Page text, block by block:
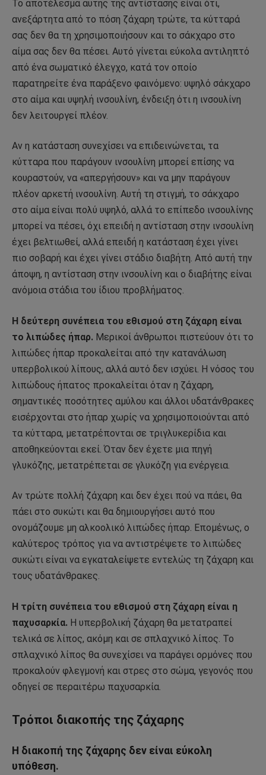
Το αποτέλεσμα αυτής της αντίστασης είναι ότι,
ανεξάρτητα από το πόση ζάχαρη τρώτε, τα κύτταρά
σας δεν θα τη χρησιμοποιήσουν και το σάκχαρο στο
αίμα σας δεν θα πέσει. Αυτό γίνεται εύκολα αντιληπτό
από ένα σωματικό έλεγχο, κατά τον οποίο
παρατηρείτε ένα παράξενο φαινόμενο: υψηλό σάκχαρο
στο αίμα και υψηλή ινσουλίνη, ένδειξη ότι η ινσουλίνη
δεν λειτουργεί πλέον.
Αν η κατάσταση συνεχίσει να επιδεινώνεται, τα
κύτταρα που παράγουν ινσουλίνη μπορεί επίσης να
κουραστούν, να «απεργήσουν» και να μην παράγουν
πλέον αρκετή ινσουλίνη. Αυτή τη στιγμή, το σάκχαρο
στο αίμα είναι πολύ υψηλό, αλλά το επίπεδο ινσουλίνης
μπορεί να πέσει, όχι επειδή η αντίσταση στην ινσουλίνη
έχει βελτιωθεί, αλλά επειδή η κατάσταση έχει γίνει
πιο σοβαρή και έχει γίνει στάδιο διαβήτη. Από αυτή την
άποψη, η αντίσταση στην ινσουλίνη και ο διαβήτης είναι
ανόμοια στάδια του ίδιου προβλήματος.
Η δεύτερη συνέπεια του εθισμού στη ζάχαρη είναι
το λιπώδες ήπαρ. Μερικοί άνθρωποι πιστεύουν ότι το
λιπώδες ήπαρ προκαλείται από την κατανάλωση
υπερβολικού λίπους, αλλά αυτό δεν ισχύει. Η νόσος του
λιπώδους ήπατος προκαλείται όταν η ζάχαρη,
σημαντικές ποσότητες αμύλου και άλλοι υδατάνθρακες
εισέρχονται στο ήπαρ χωρίς να χρησιμοποιούνται από
τα κύτταρα, μετατρέπονται σε τριγλυκερίδια και
αποθηκεύονται εκεί. Όταν δεν έχετε μια πηγή
γλυκόζης, μετατρέπεται σε γλυκόζη για ενέργεια.
Αν τρώτε πολλή ζάχαρη και δεν έχει πού να πάει, θα
πάει στο συκώτι και θα δημιουργήσει αυτό που
ονομάζουμε μη αλκοολικό λιπώδες ήπαρ. Επομένως, ο
καλύτερος τρόπος για να αντιστρέψετε το λιπώδες
συκώτι είναι να εγκαταλείψετε εντελώς τη ζάχαρη και
τους υδατάνθρακες.
Η τρίτη συνέπεια του εθισμού στη ζάχαρη είναι η
παχυσαρκία. Η υπερβολική ζάχαρη θα μετατραπεί
τελικά σε λίπος, ακόμη και σε σπλαχνικό λίπος. Το
σπλαχνικό λίπος θα συνεχίσει να παράγει ορμόνες που
προκαλούν φλεγμονή και στρες στο σώμα, γεγονός που
οδηγεί σε περαιτέρω παχυσαρκία.
Τρόποι διακοπής της ζάχαρης
Η διακοπή της ζάχαρης δεν είναι εύκολη
υπόθεση.